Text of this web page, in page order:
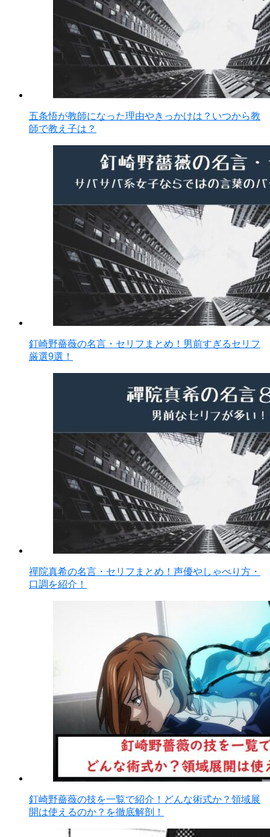
五条悟が教師になった理由やきっかけは？いつから教
師で教え子は？
釘崎野薔薇の名言・セリフまとめ！男前すぎるセリフ
厳選9選！
禪院真希の名言・セリフまとめ！声優やしゃべり方・
口調を紹介！
釘崎野薔薇の技を一覧で紹介！どんな術式か？領域展
開は使えるのか？を徹底解剖！